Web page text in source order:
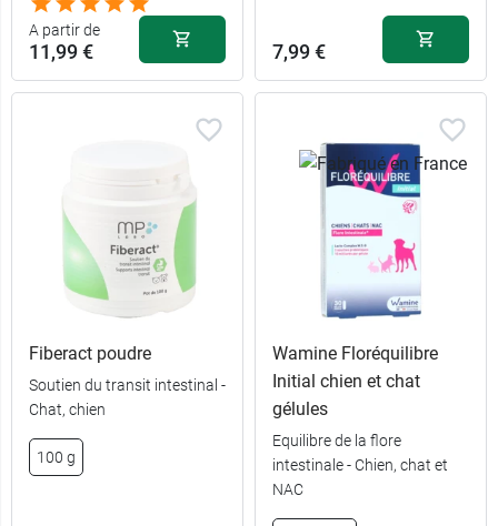
A partir de
11,99 €
60 g
7,99 €
Fiberact poudre
Soutien du transit intestinal -
Chat, chien
100 g
Wamine Floréquilibre
Initial chien et chat
gélules
Equilibre de la flore
intestinale - Chien, chat et
NAC